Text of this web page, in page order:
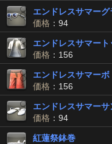
エンドレスサマーグ
価格 ：94
エンドレスサマート
価格 ：156
エンドレスサマーボ
価格 ：156
エンドレスサマーサ
価格 ：94
紅蓮祭鉢巻